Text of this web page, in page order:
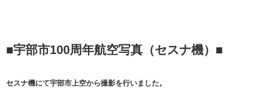
■宇部市100周年航空写真（セスナ機）■
セスナ機にて宇部市上空から撮影を行いました。